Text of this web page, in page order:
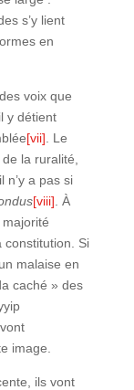
s’y lient
en
voix que
y détient
[vii] . Le
la ruralité,
n’y a pas si
[viii] . À
constitution. Si
malaise en
caché » des
image.
ils vont